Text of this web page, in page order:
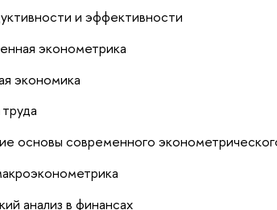
и эффективности
эконометрика
экономика
основы современного
анализ в финансах